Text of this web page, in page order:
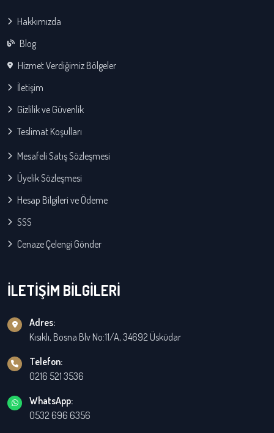
Hakkımızda
Blog
Hizmet Verdiğimiz Bölgeler
İletişim
Gizlilik ve Güvenlik
Teslimat Koşulları
Mesafeli Satış Sözleşmesi
Üyelik Sözleşmesi
Hesap Bilgileri ve Ödeme
SSS
Cenaze Çelengi Gönder
İLETİŞİM BİLGİLERİ
Adres:
Kısıklı, Bosna Blv No:11/A, 34692 Üsküdar
Telefon:
0216 521 3536
WhatsApp:
0532 696 6356